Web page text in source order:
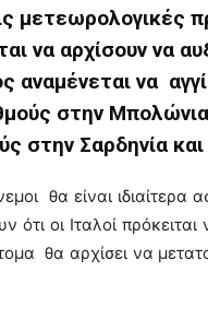
μετεωρολογικές
να αρχίσουν να
αναμένεται να
στην
στην Σαρδηνία
θα είναι
οι Ιταλοί πρόκειται
θα αρχίσει να